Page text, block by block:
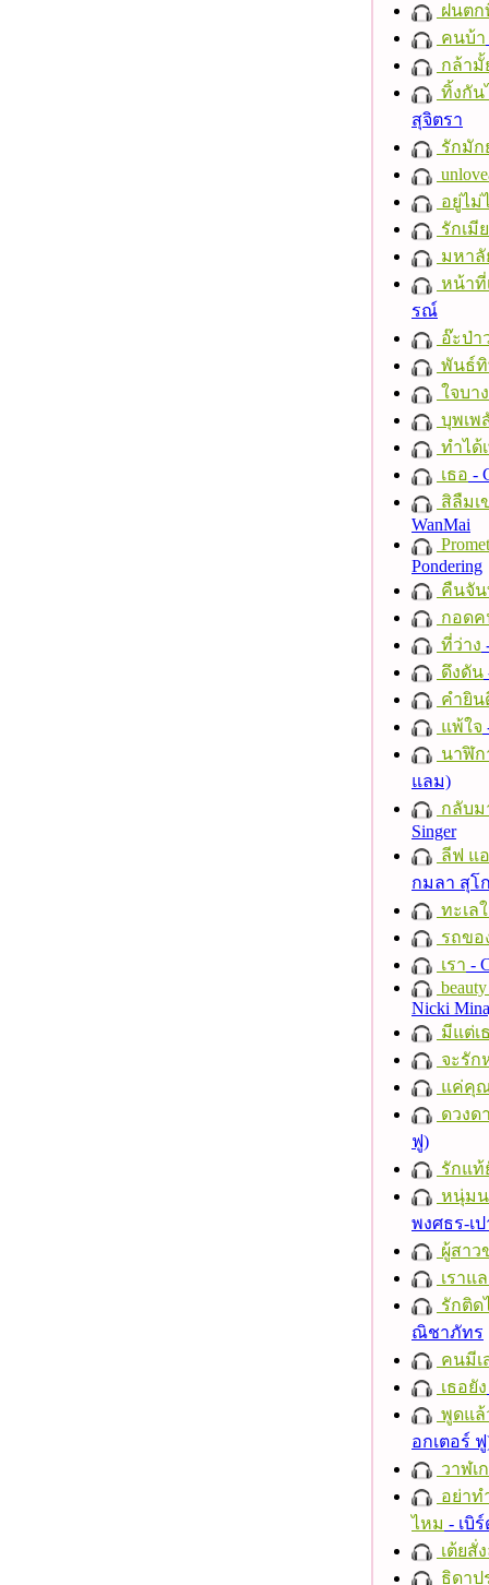
ฝนตก
คนบ้า
กล้ามั้
ทิ้งกัน
สุจิตรา
รักมัก
อยู่ไม่
รักเมี
มหาลั
หน้าที่
รณ์
อ๊ะป่า
พันธ์
ใจบาง
บุพเพ
ทำได้
เธอ -
สิลืมเ
WanMai
Pondering
คืนจั
กอดค
ที่ว่าง
ดึงดัน
คำยิน
แพ้ใจ
นาฬิก
แลม)
กลับม
Singer
ลีฟ แอ
กมลา สุโ
ทะเล
รถขอ
เรา -
Nicki
มีแต่เ
จะรัก
แค่คุ
ดวงด
ฟู)
รักแท้
หนุ่มน
พงศธร-เ
ผู้สาว
เราแ
รักติด
ณิชาภัทร
คนมีเ
เธอยัง
พูดแล้
อกเตอร์
วาฬเ
อย่าท
ไหม - เบิ
เต้ยสั่
ธิดาป